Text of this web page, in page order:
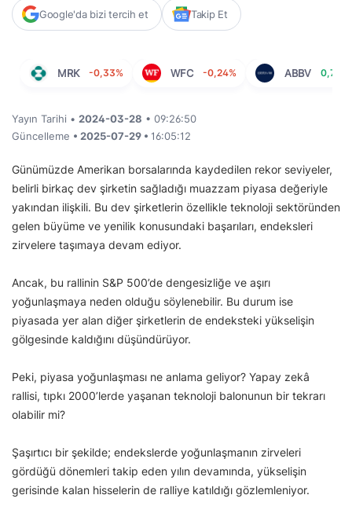
Google'da bizi tercih et Takip Et
MRK -0,33% WFC -0,24% ABBV 0,78%
Yayın Tarihi • 2024-03-28 • 09:26:50
Güncelleme • 2025-07-29 • 16:05:12
Günümüzde Amerikan borsalarında kaydedilen rekor seviyeler,
belirli birkaç dev şirketin sağladığı muazzam piyasa değeriyle
yakından ilişkili. Bu dev şirketlerin özellikle teknoloji sektöründen
gelen büyüme ve yenilik konusundaki başarıları, endeksleri
zirvelere taşımaya devam ediyor.
Ancak, bu rallinin S&P 500’de dengesizliğe ve aşırı
yoğunlaşmaya neden olduğu söylenebilir. Bu durum ise
piyasada yer alan diğer şirketlerin de endeksteki yükselişin
gölgesinde kaldığını düşündürüyor.
Peki, piyasa yoğunlaşması ne anlama geliyor? Yapay zekâ
rallisi, tıpkı 2000’lerde yaşanan teknoloji balonunun bir tekrarı
olabilir mi?
Şaşırtıcı bir şekilde; endekslerde yoğunlaşmanın zirveleri
gördüğü dönemleri takip eden yılın devamında, yükselişin
gerisinde kalan hisselerin de ralliye katıldığı gözlemleniyor.